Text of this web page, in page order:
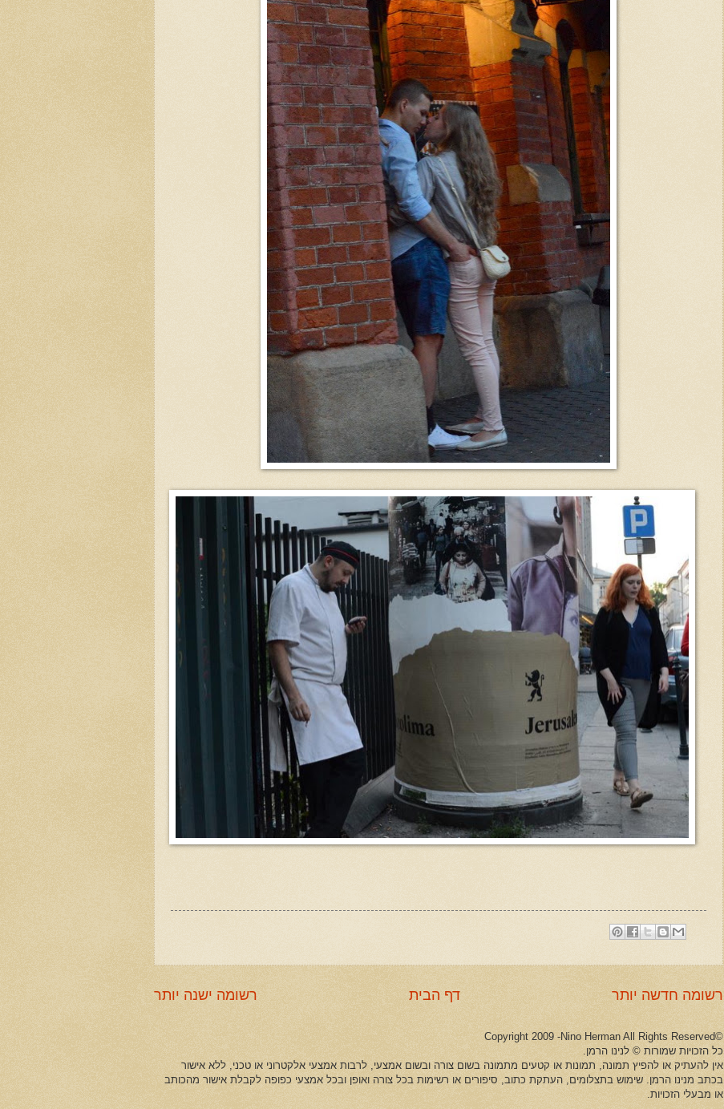
רשומה חדשה יותר רשומה ישנה יותר דף הבית
©Copyright 2009 -Nino Herman All Rights Reserved
כל הזכויות שמורות © לנינו הרמן.
אין להעתיק או להפיץ תמונה, תמונות או קטעים מתמונה בשום צורה ובשום אמצעי, לרבות אמצעי אלקטרוני או טכני, ללא אישור
בכתב מנינו הרמן. שימוש בתצלומים, העתקת כתוב, סיפורים או רשימות בכל צורה ואופן ובכל אמצעי כפופה לקבלת אישור מהכותב
או מבעלי הזכויות.